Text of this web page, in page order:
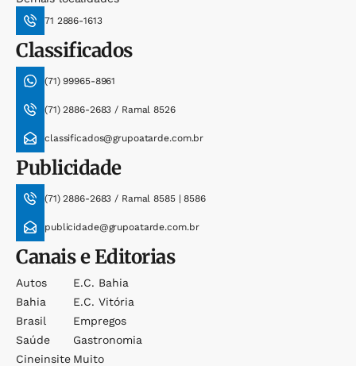
71 2886-1613
Classificados
(71) 99965-8961
(71) 2886-2683 / Ramal 8526
classificados@grupoatarde.com.br
Publicidade
(71) 2886-2683 / Ramal 8585 | 8586
publicidade@grupoatarde.com.br
Canais e Editorias
Autos
Bahia
Brasil
Saúde
Cineinsite
E.c. Bahia
E.c. Vitória
Empregos
Gastronomia
Muito